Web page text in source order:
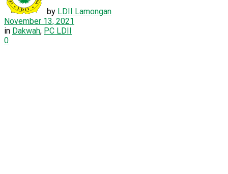
by LDII Lamongan
November 13, 2021
in Dakwah, PC LDII
0